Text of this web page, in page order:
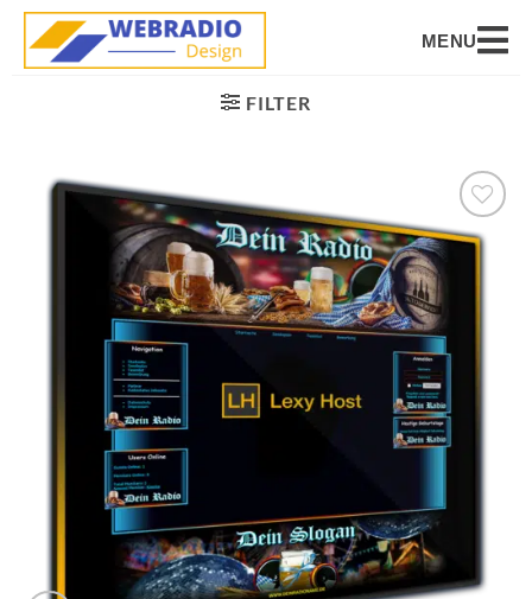
MENU
FILTER
Auf die
Wunschliste
setzen